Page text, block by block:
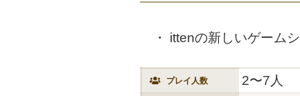
ittenの新しいゲーム
プレイ人数 2〜7人